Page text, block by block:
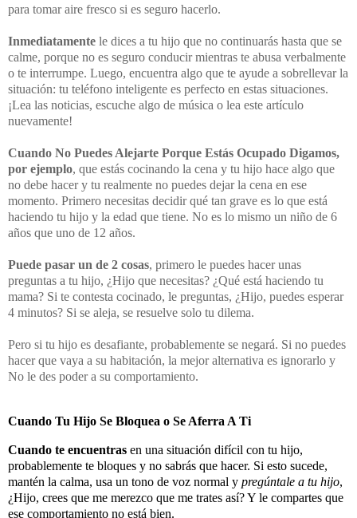
para tomar aire fresco si es seguro hacerlo.
Inmediatamente le dices a tu hijo que no continuarás hasta que se
calme, porque no es seguro conducir mientras te abusa verbalmente
o te interrumpe. Luego, encuentra algo que te ayude a sobrellevar la
situación: tu teléfono inteligente es perfecto en estas situaciones.
¡Lea las noticias, escuche algo de música o lea este artículo
nuevamente!
Cuando No Puedes Alejarte Porque Estás Ocupado Digamos,
por ejemplo, que estás cocinando la cena y tu hijo hace algo que
no debe hacer y tu realmente no puedes dejar la cena en ese
momento. Primero necesitas decidir qué tan grave es lo que está
haciendo tu hijo y la edad que tiene. No es lo mismo un niño de 6
años que uno de 12 años.
Puede pasar un de 2 cosas, primero le puedes hacer unas
preguntas a tu hijo, ¿Hijo que necesitas? ¿Qué está haciendo tu
mama? Si te contesta cocinado, le preguntas, ¿Hijo, puedes esperar
4 minutos? Si se aleja, se resuelve solo tu dilema.
Pero si tu hijo es desafiante, probablemente se negará. Si no puedes
hacer que vaya a su habitación, la mejor alternativa es ignorarlo y
No le des poder a su comportamiento.
Cuando Tu Hijo Se Bloquea o Se Aferra A Ti
Cuando te encuentras en una situación difícil con tu hijo,
probablemente te bloques y no sabrás que hacer. Si esto sucede,
mantén la calma, usa un tono de voz normal y pregúntale a tu hijo,
¿Hijo, crees que me merezco que me trates así? Y le compartes que
ese comportamiento no está bien.